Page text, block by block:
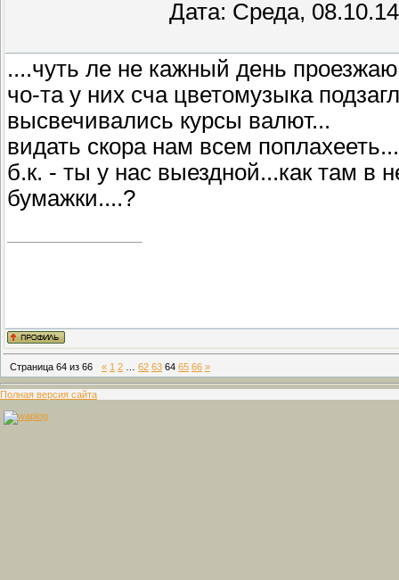
Дата: Среда,
....чуть ле не кажный день
чо-та у них сча цветомузыка
высвечивались курсы валют...
видать скора нам всем поплахееть...
б.к. - ты у нас выездной...как там в
бумажки....?
Страница 64 из 66 « 1 2 62 63 64 65 66 »
Полная версия сайта